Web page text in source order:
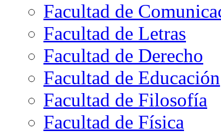
Facultad de
Facultad de Letras
Facultad de Derecho
Facultad de Educación
Facultad de Filosofía
Facultad de Física